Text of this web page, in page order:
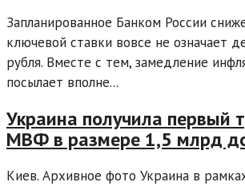
Запланированное Банком России
ключевой ставки вовсе не означает
рубля. Вместе с тем, замедление
посылает вполне...
Украина получила первый
МВФ в размере 1,5 млрд
Киев. Архивное фото Украина в